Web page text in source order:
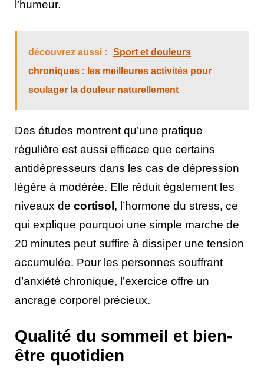
l’humeur.
découvrez aussi :
Sport et douleurs
chroniques : les meilleures activités pour
soulager la douleur naturellement
Des études montrent qu’une pratique
régulière est aussi efficace que certains
antidépresseurs dans les cas de dépression
légère à modérée. Elle réduit également les
niveaux de cortisol, l’hormone du stress, ce
qui explique pourquoi une simple marche de
20 minutes peut suffire à dissiper une tension
accumulée. Pour les personnes souffrant
d’anxiété chronique, l’exercice offre un
ancrage corporel précieux.
Qualité du sommeil et bien-
être quotidien